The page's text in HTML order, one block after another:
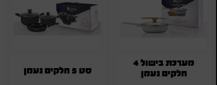
מערכת בישול 4
חלקים נעמן
סט 5 חלקים נעמן